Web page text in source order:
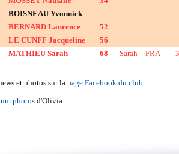
BOISNEAU Yvonnick
BERNARD Laurence 52
LE CUNFF Jacqueline 56
MATHIEU Sarah 68 Sarah FRA
et photos sur la page Facebook du club
photos d'Olivia